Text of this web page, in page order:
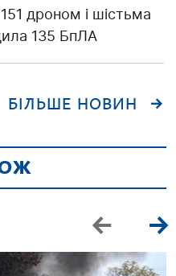
дроном і шістьма
135 БпЛА
БІЛЬШЕ НОВИН